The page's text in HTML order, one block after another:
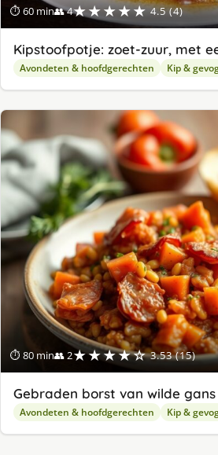
⏱ 60 min👥 4★★★★★ 4.5 (4)
Kipstoofpotje: zoet-zuur, met
Avondeten & hoofdgerechten Kip &
⏱ 80 min👥 2★★★★☆ 3.53 (15)
Gebraden borst van wilde
Avondeten & hoofdgerechten Kip &